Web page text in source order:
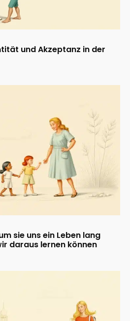
und Akzeptanz in der
sie uns ein Leben lang
daraus lernen können